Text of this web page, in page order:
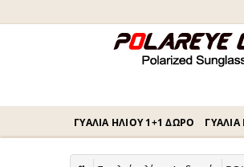
ΓΥΑΛΙΆ ΗΛΊΟΥ 1+1 ΔΏΡΟ